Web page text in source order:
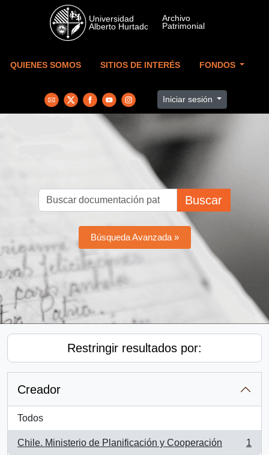
Skip to main content
QUIENES SOMOS SITIOS DE INTERÉS FONDOS
Iniciar sesión
Buscar
Búsqueda Avanzada »
Restringir resultados por:
Creador
Todos
Chile. Ministerio de Planificación y Cooperación
, 1 resultados
1